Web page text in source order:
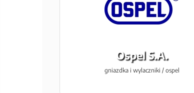
Ospel S.A.
gniazdka i wylaczniki / ospel